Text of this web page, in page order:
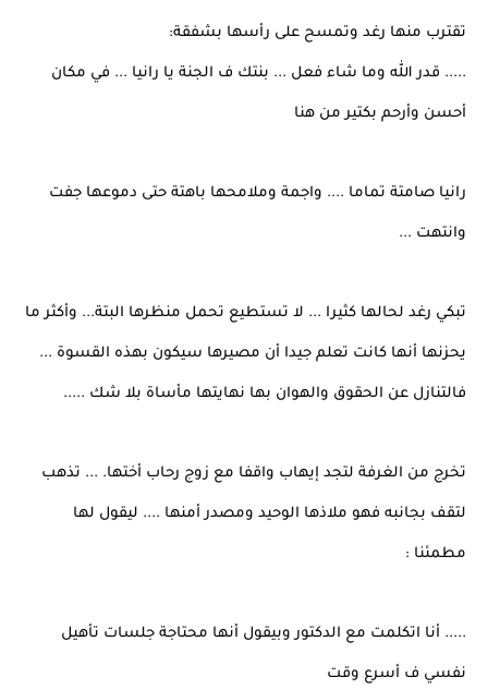
تقترب منها رغد وتمسح على رأسها بشفقة:
..... قدر الله وما شاء فعل ... بنتك ف الجنة يا رانيا ... في مكان
أحسن وأرحم بكتير من هنا
رانيا صامتة تماما .... واجمة وملامحها باهتة حتى دموعها جفت
وانتهت ...
تبكي رغد لحالها كثيرا ... لا تستطيع تحمل منظرها البتة... وأكثر ما
يحزنها أنها كانت تعلم جيدا أن مصيرها سيكون بهذه القسوة ...
فالتنازل عن الحقوق والهوان بها نهايتها مأساة بلا شك .....
تخرج من الغرفة لتجد إيهاب واقفا مع زوج رحاب أختها. ... تذهب
لتقف بجانبه فهو ملاذها الوحيد ومصدر أمنها .... ليقول لها
مطمئنا :
..... أنا اتكلمت مع الدكتور وبيقول أنها محتاجة جلسات تأهيل
نفسي ف أسرع وقت